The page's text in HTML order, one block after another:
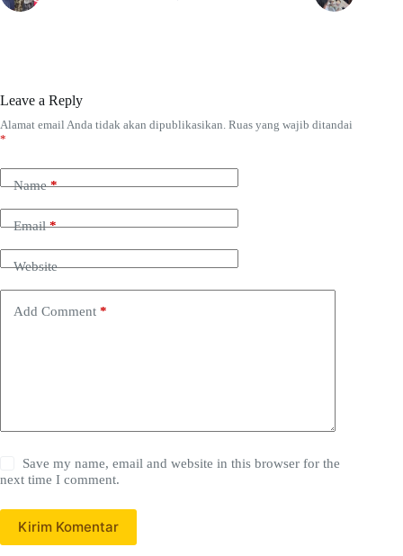
Leave a Reply
Alamat email Anda tidak akan dipublikasikan. Ruas yang wajib ditandai
*
Name*
Email*
Website
Add Comment *
Save my name, email and website in this browser for the
next time I comment.
Kirim Komentar